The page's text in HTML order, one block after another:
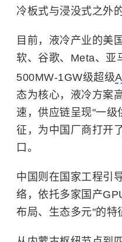
冷板式与浸没式之外
目前，液冷产业的美
软、谷歌、Meta、亚
500MW-1GW级超级
态为核心，液冷方案
速，供应链呈现"一级
征，为中国厂商打开
口。
中国则在国家工程引
络，依托多家国产
布局、生态多元"的特